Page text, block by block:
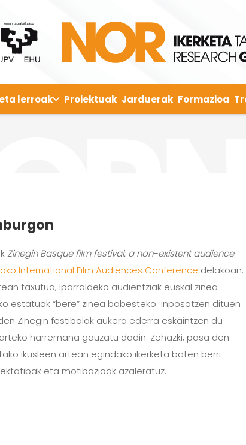
lerroak Proiektuak Jarduerak Formazioa
Zinegin Basque film festival: a non-existent audience
International Film Audiences Conference delakoan.
taxutua, Iparraldeko audientziak euskal zinea
estatuak “bere” zinea babesteko inposatzen dituen
Zinegin festibalak aukera ederra eskaintzen du
harremana gauzatu dadin. Zehazki, pasa den
ikusleen artean egindako ikerketa baten berri
eta motibazioak azaleratuz.